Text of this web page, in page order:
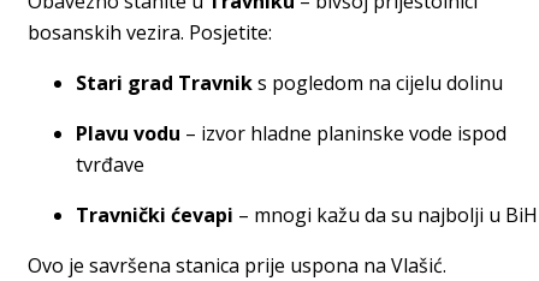
bosanskih vezira. Posjetite:
Stari grad Travniks pogledom na cijelu dolinu
Plavu vodu – izvor hladne planinske vode ispod
tvrđave
Travnički ćevapi – mnogi kažu da su najbolji u BiH
Ovo je savršena stanica prije uspona na Vlašić.